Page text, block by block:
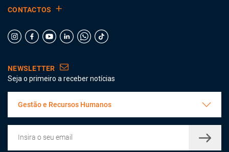
CONTACTOS
NEWSLETTER
Seja o primeiro a receber notícias
Gestão e Recursos Humanos